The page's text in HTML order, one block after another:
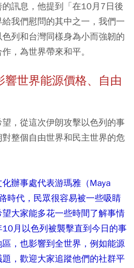
訊息，他提到「在10月7日後
我們慰問的其中之一，我們一
列和台灣同樣身為小而強韌的
，為世界帶來和平。
響世界能源價格、自由
，從這次伊朗攻擊以色列的事
整個自由世界和民主世界的危
辦事處代表游瑪雅（Maya
時代，民眾很容易被一些吸睛
大家能多花一些時間了解事情
月以色列被襲擊直到今日的事
，也影響到全世界，例如能源
，歡迎大家追蹤他們的社群平